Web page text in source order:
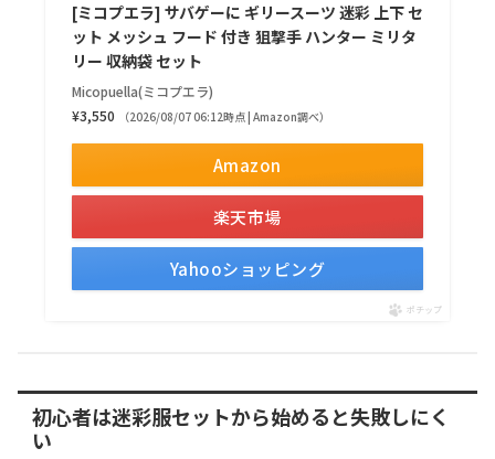
[ミコプエラ] サバゲーに ギリースーツ 迷彩 上下 セ
ット メッシュ フード 付き 狙撃手 ハンター ミリタ
リー 収納袋 セット
Micopuella(ミコプエラ)
¥3,550
（2026/08/07 06:12時点 | Amazon調べ）
Amazon
楽天市場
Yahooショッピング
ポチップ
初心者は迷彩服セットから始めると失敗しにく
い